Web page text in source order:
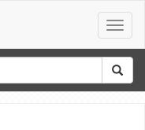
Toggle